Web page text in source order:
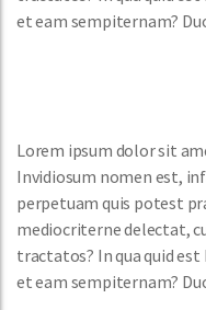
et eam sempiternam?
Lorem ipsum dolor sit
Invidiosum nomen est,
perpetuam quis potest
mediocriterne delectat,
tractatos? In qua quid
et eam sempiternam?